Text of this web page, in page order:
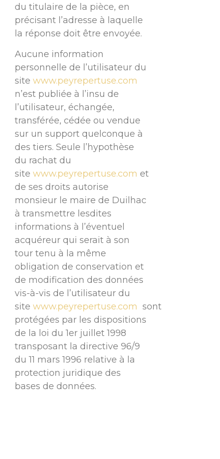
du titulaire de la pièce, en
précisant l’adresse à laquelle
la réponse doit être envoyée.
Aucune information
personnelle de l’utilisateur du
site www.peyrepertuse.com
n’est publiée à l’insu de
l’utilisateur, échangée,
transférée, cédée ou vendue
sur un support quelconque à
des tiers. Seule l’hypothèse
du rachat du
site www.peyrepertuse.com et
de ses droits autorise
monsieur le maire de Duilhac
à transmettre lesdites
informations à l’éventuel
acquéreur qui serait à son
tour tenu à la même
obligation de conservation et
de modification des données
vis-à-vis de l’utilisateur du
site www.peyrepertuse.com sont
protégées par les dispositions
de la loi du 1er juillet 1998
transposant la directive 96/9
du 11 mars 1996 relative à la
protection juridique des
bases de données.